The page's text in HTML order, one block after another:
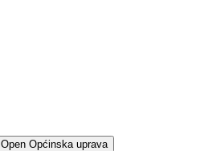
Open Općinska uprava